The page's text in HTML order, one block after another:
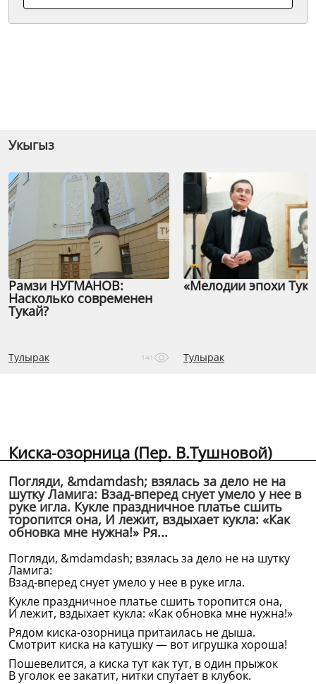
Укыгыз
Рамзи НУГМАНОВ:
Насколько современен
Тукай?
Тулырак 141
«Мелодии эпохи
Тулырак
Киска-озорница (Пер. В.Тушновой)
Погляди, &mdamdash; взялась за дело не на
шутку Ламига: Взад-вперед снует умело у нее в
руке игла. Кукле праздничное платье сшить
торопится она, И лежит, вздыхает кукла: «Как
обновка мне нужна!» Ря...
Погляди, &mdamdash; взялась за дело не на шутку
Ламига:
Взад-вперед снует умело у нее в руке игла.
Кукле праздничное платье сшить торопится она,
И лежит, вздыхает кукла: «Как обновка мне нужна!»
Рядом киска-озорница притаилась не дыша.
Смотрит киска на катушку — вот игрушка хороша!
Пошевелится, а киска тут как тут, в один прыжок
В уголок ее закатит, нитки спутает в клубок.